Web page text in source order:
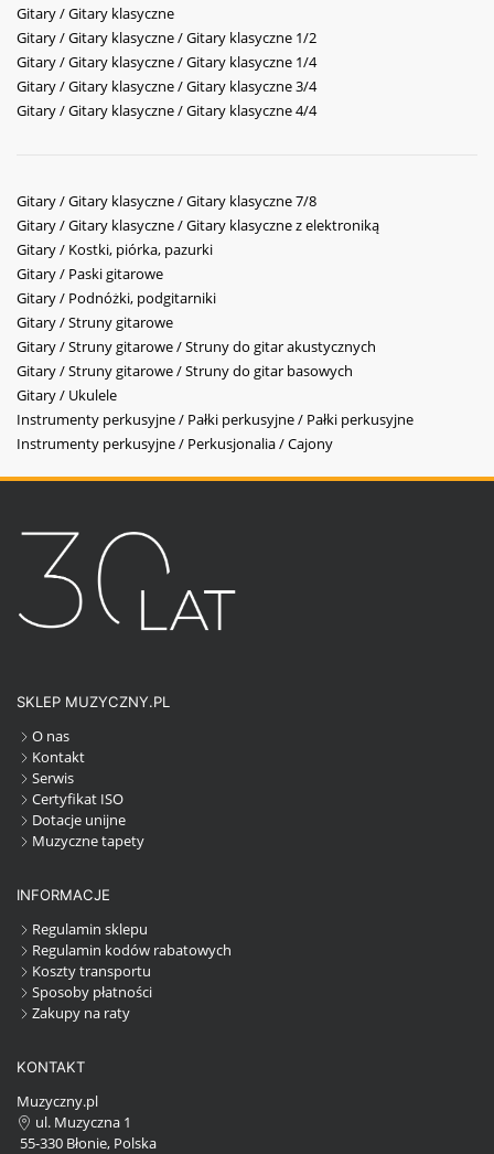
Gitary / Gitary klasyczne
Gitary / Gitary klasyczne / Gitary klasyczne 1/2
Gitary / Gitary klasyczne / Gitary klasyczne 1/4
Gitary / Gitary klasyczne / Gitary klasyczne 3/4
Gitary / Gitary klasyczne / Gitary klasyczne 4/4
Gitary / Gitary klasyczne / Gitary klasyczne 7/8
Gitary / Gitary klasyczne / Gitary klasyczne z elektroniką
Gitary / Kostki, piórka, pazurki
Gitary / Paski gitarowe
Gitary / Podnóżki, podgitarniki
Gitary / Struny gitarowe
Gitary / Struny gitarowe / Struny do gitar akustycznych
Gitary / Struny gitarowe / Struny do gitar basowych
Gitary / Ukulele
Instrumenty perkusyjne / Pałki perkusyjne / Pałki perkusyjne
Instrumenty perkusyjne / Perkusjonalia / Cajony
SKLEP MUZYCZNY.PL
O nas
Kontakt
Serwis
Certyfikat ISO
Dotacje unijne
Muzyczne tapety
INFORMACJE
Regulamin sklepu
Regulamin kodów rabatowych
Koszty transportu
Sposoby płatności
Zakupy na raty
KONTAKT
Muzyczny.pl
ul. Muzyczna 1
55-330 Błonie, Polska